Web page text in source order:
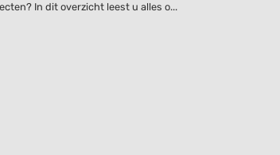
In dit overzicht leest u alles o...